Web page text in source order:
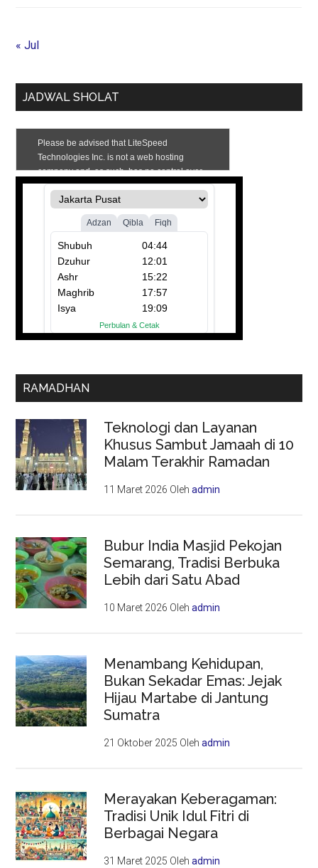
« Jul
JADWAL SHOLAT
RAMADHAN
Teknologi dan Layanan
Khusus Sambut Jamaah di 10
Malam Terakhir Ramadan
11 Maret 2026 Olehadmin
Bubur India Masjid Pekojan
Semarang, Tradisi Berbuka
Lebih dari Satu Abad
10 Maret 2026 Olehadmin
Menambang Kehidupan,
Bukan Sekadar Emas: Jejak
Hijau Martabe di Jantung
Sumatra
21 Oktober 2025 Olehadmin
Merayakan Keberagaman:
Tradisi Unik Idul Fitri di
Berbagai Negara
31 Maret 2025 Olehadmin